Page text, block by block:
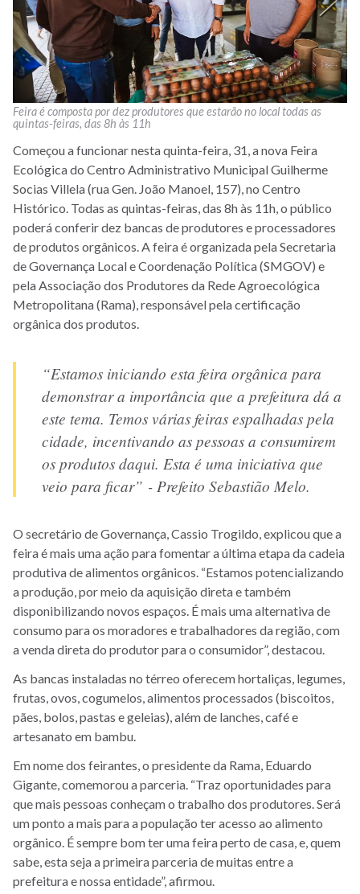
Feira é composta por dez produtores que estarão no local todas as
quintas-feiras, das 8h às 11h
Começou a funcionar nesta quinta-feira, 31, a nova Feira
Ecológica do Centro Administrativo Municipal Guilherme
Socias Villela (rua Gen. João Manoel, 157), no Centro
Histórico. Todas as quintas-feiras, das 8h às 11h, o público
poderá conferir dez bancas de produtores e processadores
de produtos orgânicos. A feira é organizada pela Secretaria
de Governança Local e Coordenação Política (SMGOV) e
pela Associação dos Produtores da Rede Agroecológica
Metropolitana (Rama), responsável pela certificação
orgânica dos produtos.
“Estamos iniciando esta feira orgânica para
demonstrar a importância que a prefeitura dá a
este tema. Temos várias feiras espalhadas pela
cidade, incentivando as pessoas a consumirem
os produtos daqui. Esta é uma iniciativa que
veio para ficar” - Prefeito Sebastião Melo.
O secretário de Governança, Cassio Trogildo, explicou que a
feira é mais uma ação para fomentara última etapa da cadeia
produtiva de alimentos orgânicos. “Estamos potencializando
a produção, por meio da aquisição direta e também
disponibilizando novos espaços. É mais uma alternativa de
consumo para os moradores e trabalhadores da região, com
a venda direta do produtor para o consumidor”, destacou.
As bancas instaladas no térreo oferecem hortaliças, legumes,
frutas, ovos, cogumelos, alimentos processados (biscoitos,
pães, bolos, pastas e geleias), além de lanches, café e
artesanato em bambu.
Em nome dos feirantes, o presidente da Rama, Eduardo
Gigante, comemorou a parceria. “Traz oportunidades para
que mais pessoas conheçam o trabalho dos produtores. Será
um ponto a mais para a população ter acesso ao alimento
orgânico. É sempre bom ter uma feira perto de casa, e, quem
sabe, esta seja a primeira parceria de muitas entre a
prefeitura e nossa entidade”, afirmou.